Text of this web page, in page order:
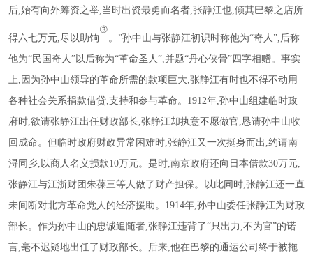
后,始有向外筹资之举,当时出资最勇而名者,张静江也,倾其巴黎之店所
得六七万元,尽以助饷
③
。 ”孙中山与张静江初识时称他为“奇人”,后称
他为“民国奇人”以后称为“革命圣人”,并题“丹心侠骨”四字相赠。事实
上,因为孙中山领导的革命所需的款项巨大,张静江有时也不得不动用
各种社会关系捐款借贷,支持和参与革命。1912年,孙中山组建临时政
府时,欲请张静江出任财政部长,张静江却执意不愿做官,恳请孙中山收
回成命。但临时政府财政异常困难时,张静江又一次挺身而出,约请南
浔同乡,以商人名义损款10万元。是时,南京政府还向日本借款30万元,
张静江与江浙财团朱葆三等人做了财产担保。以此同时,张静江还一直
未间断对北方革命党人的经济援助。1914年,孙中山委任张静江为财政
部长。作为孙中山的忠诚追随者,张静江违背了“只出力,不为官”的诺
言,毫不迟疑地出任了财政部长。后来,他在巴黎的通运公司终于被拖